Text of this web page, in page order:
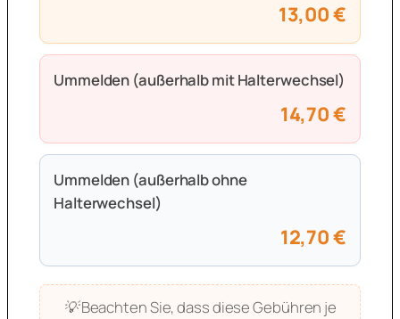
13,00 €
Ummelden (außerhalb mit Halterwechsel)
14,70 €
Ummelden (außerhalb ohne
Halterwechsel)
12,70 €
💡 Beachten Sie, dass diese Gebühren je